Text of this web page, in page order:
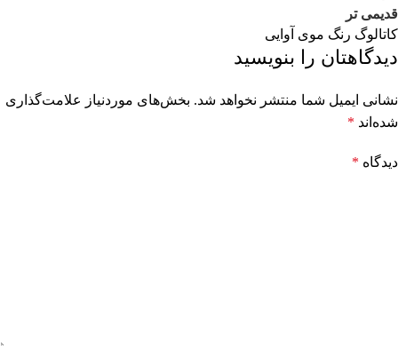
قدیمی تر
کاتالوگ رنگ موی آوایی
دیدگاهتان را بنویسید
نشانی ایمیل شما منتشر نخواهد شد. بخش‌های موردنیاز علامت‌گذاری
شده‌اند *
دیدگاه *